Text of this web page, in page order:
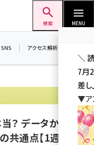
検索 MENU
SNS アクセス解析／データ分析
当？ データからみ
共通点【1週間ま
＼
7月
差し
▼ア